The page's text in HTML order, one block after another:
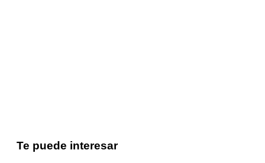
Te puede interesar